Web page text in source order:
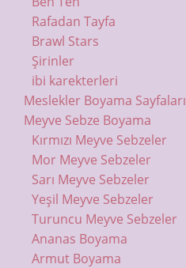
Rafadan Tayfa
Brawl Stars
Şirinler
ibi karekterleri
Meslekler Boyama Sayfaları
Meyve Sebze Boyama
Kırmızı Meyve Sebzeler
Mor Meyve Sebzeler
Sarı Meyve Sebzeler
Yeşil Meyve Sebzeler
Turuncu Meyve Sebzeler
Ananas Boyama
Armut Boyama